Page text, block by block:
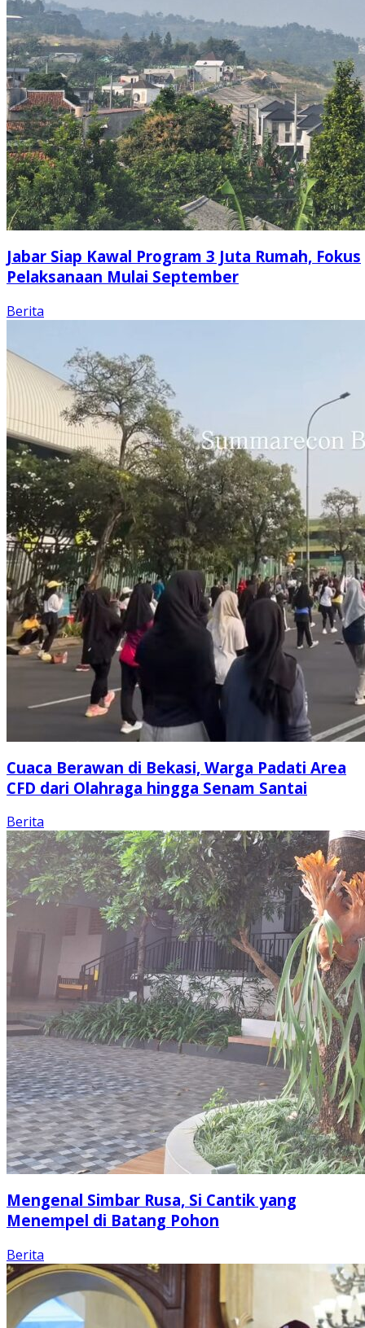
Jabar Siap Kawal Program 3 Juta Rumah, Fokus
Pelaksanaan Mulai September
Berita
Cuaca Berawan di Bekasi, Warga Padati Area
CFD dari Olahraga hingga Senam Santai
Berita
Mengenal Simbar Rusa, Si Cantik yang
Menempel di Batang Pohon
Berita